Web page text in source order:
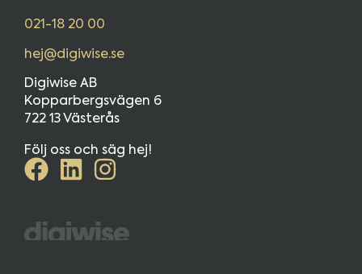
021-18 20 00
hej@digiwise.se
Digiwise AB
Kopparbergsvägen 6
722 13 Västerås
Följ oss och säg hej!